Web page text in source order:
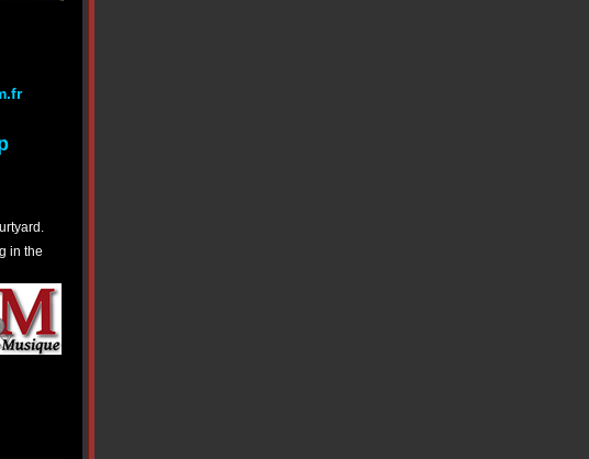
in the